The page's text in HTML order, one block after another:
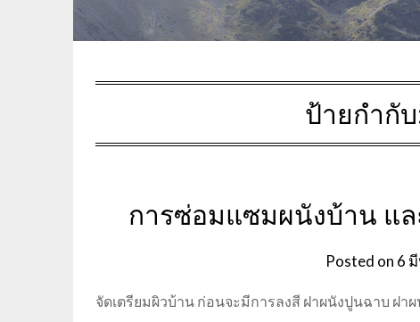
ป้ายกำกั
การซ่อมแซมผนังบ้าน แล
Posted on 6
จัดเตรียมผิวบ้าน ก่อนจะมีการลงสี ฝาผนังปูนฉาบ ฝา